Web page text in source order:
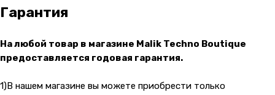
Гарантия
На любой товар в магазине Malik Techno Boutique
предоставляется годовая гарантия.
1)В нашем магазине вы можете приобрести только
+7 (965) 666-66-89(WhatsАpp )
malikpochinit@mail.ru
Контакты